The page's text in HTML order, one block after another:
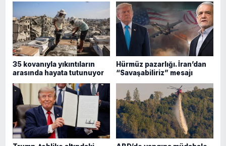
35 kovanıyla yıkıntıların
arasında hayata tutunuyor
Hürmüz pazarlığı. İran’dan
“Savaşabiliriz” mesajı